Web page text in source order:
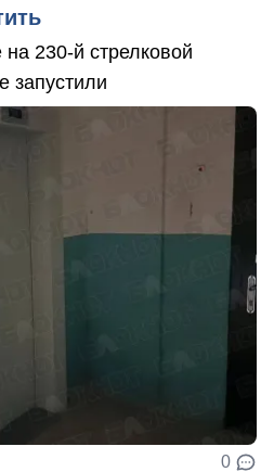
230-й стрелковой
запустили
0